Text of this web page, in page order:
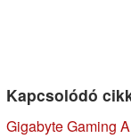
Kapcsolódó
Gigabyte Gaming